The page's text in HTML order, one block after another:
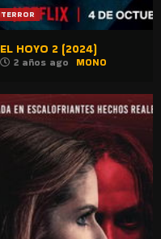
TERROR
EL HOYO 2 (2024)
2 años ago MONO